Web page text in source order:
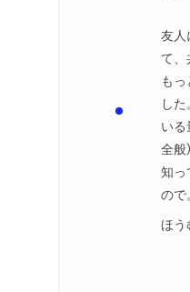
友人
て
も
し
い
全般
知っ
ので
ほう